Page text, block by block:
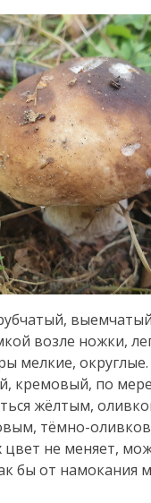
возле ножки,
мелкие,
кремовый, по
жёлтым,
тёмно-
не меняет,
бы от намокания